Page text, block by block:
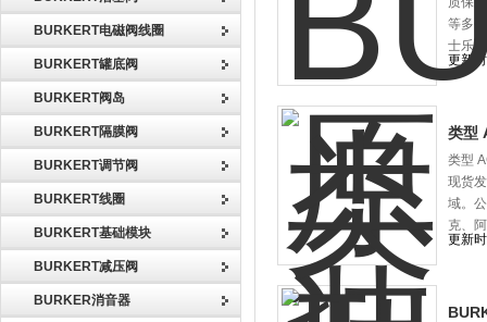
BURKERT电磁阀线圈
BURKERT罐底阀
BURKERT阀岛
BURKERT隔膜阀
BURKERT调节阀
BURKERT线圈
BURKERT基础模块
BURKERT减压阀
BURKER消音器
等多
士乐
更新
类型
类型
现货
域。
克、
更新